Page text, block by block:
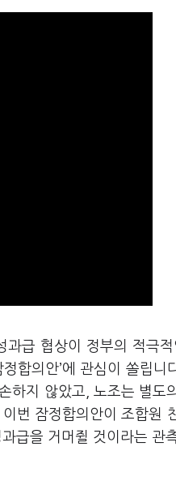
급 협상이 정부의 적극
정합의안’에 관심이 쏠립니
하지 않았고
노조는 별도
이번 잠정합의안이 조합원
급을 거머쥘 것이라는 관